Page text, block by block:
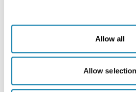
Allow all
Allow selection
Elektronikschrotten zurück. Unsere
Geschäftsbeziehungen beinhalten
Partnerschaften mit
Einzelabschlüsse über